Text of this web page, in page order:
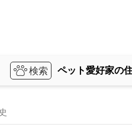
ペット愛好家の